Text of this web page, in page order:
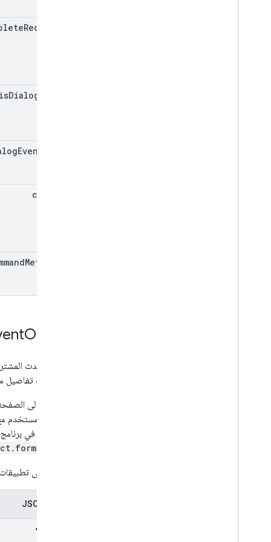
Redirect
isDialog
Event
common
Metadata
Object
عنصر الحدث
المعلومات
بالإضافة إلى
يتفاعل المستخدم
المفتوحة في
بالنسبة إلى تطبيقات Chat، اسم الدالة التي استدعاها المستخدم عند التفاعل مع أداة.